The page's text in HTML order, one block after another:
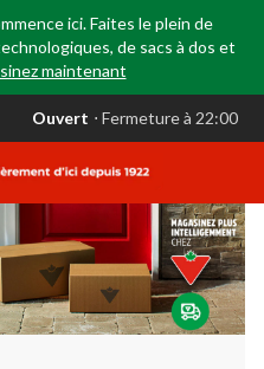
ici. Faites le plein de
de sacs à dos et
maintenant
votre
est
AB,
Ouvert,
Fermeture
à
22:00
Ouvert ⋅ Fermeture à 22:00